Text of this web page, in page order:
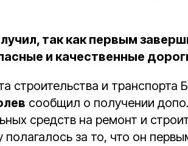
так как первым
и качественные
строительства и транспорта
сообщил о получении
средств на ремонт и
за то, что он